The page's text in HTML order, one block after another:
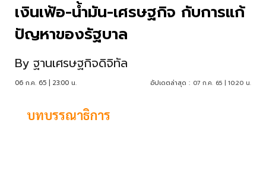
เงินเฟ้อ-น้ำมัน-เศรษฐกิจ กับการแก้
ปัญหาของรัฐบาล
By ฐานเศรษฐกิจดิจิทัล
06 ก.ค. 65 | 23:00 น. อัปเดตล่าสุด : 07 ก.ค. 65 | 10:20 น.
บทบรรณาธิการ